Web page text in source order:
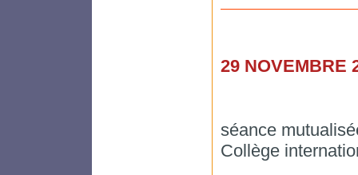
29 NOVEMBRE
séance
Collège